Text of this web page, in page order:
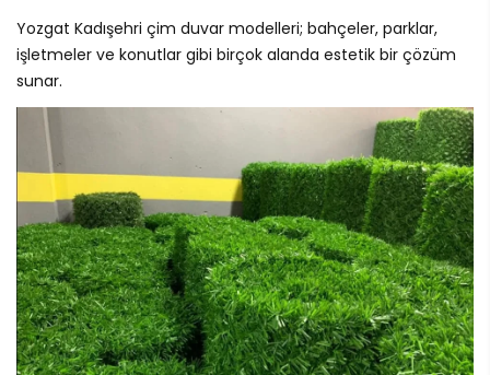
Yozgat Kadışehri çim duvar modelleri; bahçeler, parklar,
işletmeler ve konutlar gibi birçok alanda estetik bir çözüm
sunar.